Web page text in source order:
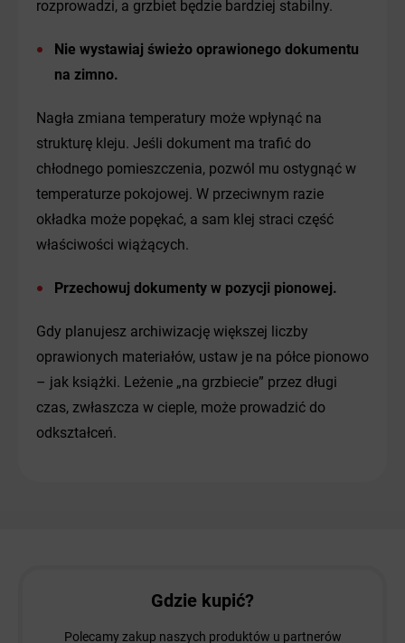
rozprowadzi, a grzbiet będzie bardziej stabilny.
Nie wystawiaj świeżo oprawionego dokumentu
na zimno.
Nagła zmiana temperatury może wpłynąć na
strukturę kleju. Jeśli dokument ma trafić do
chłodnego pomieszczenia, pozwól mu ostygnąć w
temperaturze pokojowej. W przeciwnym razie
okładka może popękać, a sam klej straci część
właściwości wiążących.
Przechowuj dokumenty w pozycji pionowej.
Gdy planujesz archiwizację większej liczby
oprawionych materiałów, ustaw je na półce pionowo
– jak książki. Leżenie „na grzbiecie” przez długi
czas, zwłaszcza w cieple, może prowadzić do
odkształceń.
Gdzie kupić?
Polecamy zakup naszych produktów u partnerów